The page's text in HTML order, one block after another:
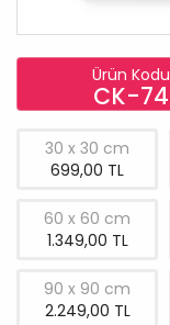
Ürün Kodu
CK-74
30 x 30 cm
699,00 TL
60 x 60 cm
1.349,00 TL
90 x 90 cm
2.249,00 TL